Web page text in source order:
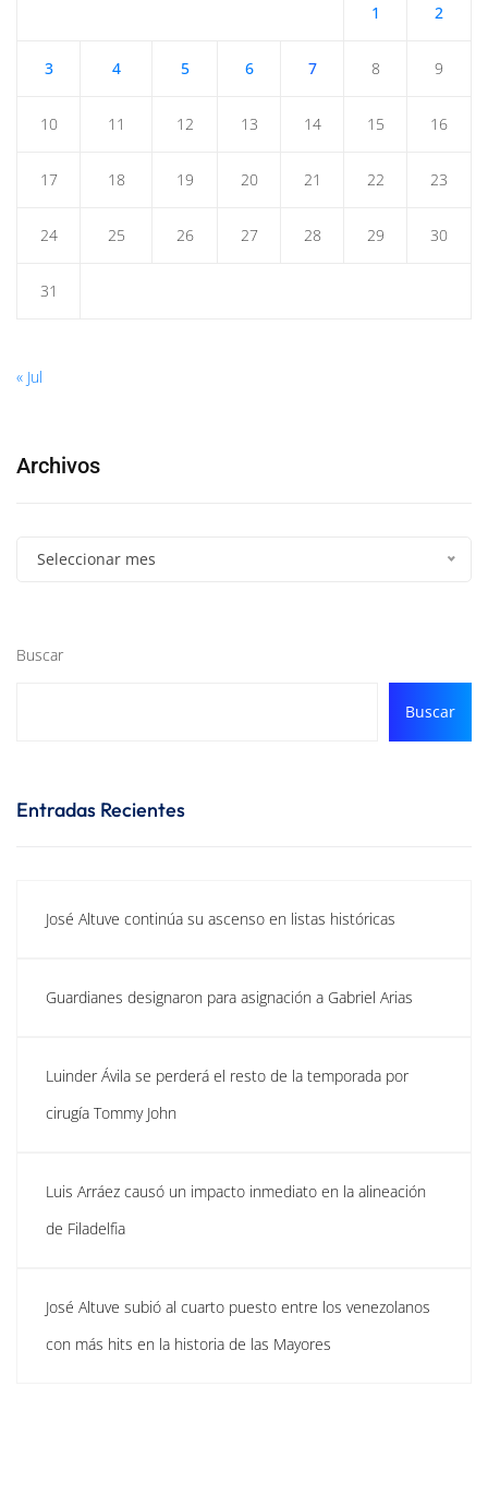
1 2
3 4 5 6 7 8 9
10 11 12 13 14 15 16
17 18 19 20 21 22 23
24 25 26 27 28 29 30
31
« Jul
Archivos
Seleccionar mes
Buscar
Buscar
Entradas Recientes
José Altuve continúa su ascenso en listas históricas
Guardianes designaron para asignación a Gabriel Arias
Luinder Ávila se perderá el resto de la temporada por
cirugía Tommy John
Luis Arráez causó un impacto inmediato en la alineación
de Filadelfia
José Altuve subió al cuarto puesto entre los venezolanos
con más hits en la historia de las Mayores